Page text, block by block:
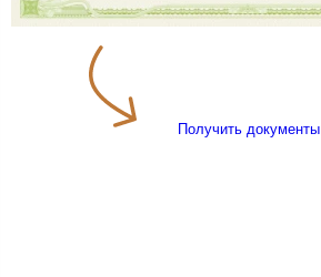
Получить документы